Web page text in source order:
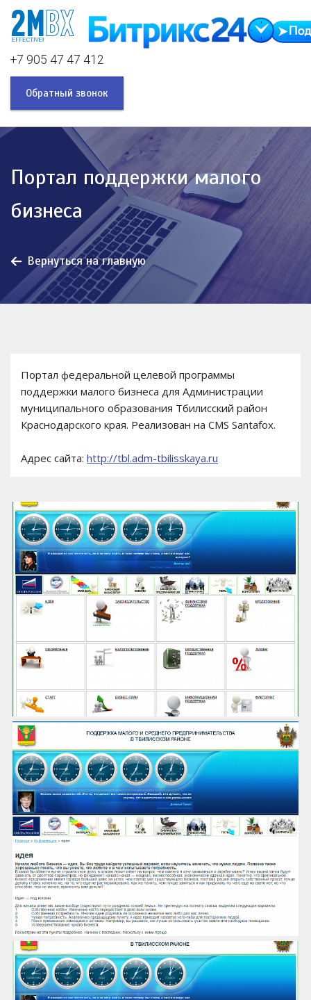
+7 905 47 47 412
Обратный звонок
Портал поддержки малого
бизнеса
Вернуться на главную
Портал федеральной целевой программы
поддержки малого бизнеса для Администрации
муниципального образования Тбилисский район
Краснодарского края. Реализован на CMS Santafox.
Адрес сайта: http://tbl.adm-tbilisskaya.ru